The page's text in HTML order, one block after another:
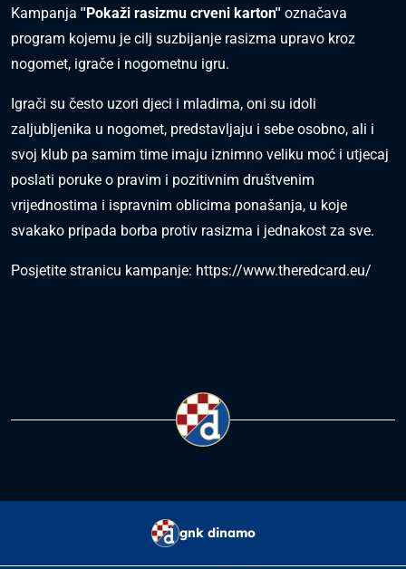
Kampanja ''Pokaži rasizmu crveni karton'' označava
program kojemu je cilj suzbijanje rasizma upravo kroz
nogomet, igrače i nogometnu igru.
Igrači su često uzori djeci i mladima, oni su idoli
zaljubljenika u nogomet, predstavljaju i sebe osobno, ali i
svoj klub pa samim time imaju iznimno veliku moć i utjecaj
poslati poruke o pravim i pozitivnim društvenim
vrijednostima i ispravnim oblicima ponašanja, u koje
svakako pripada borba protiv rasizma i jednakost za sve.
Posjetite stranicu kampanje: https://www.theredcard.eu/
gnk dinamo